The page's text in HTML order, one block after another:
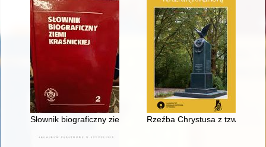
Słownik biograficzny ziemi kraśnickiej. [T.] 2Rzeźba Chrystusa z tzw.